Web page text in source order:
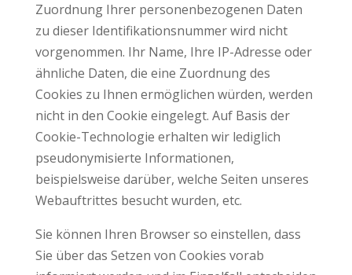
Zuordnung Ihrer personenbezogenen Daten
zu dieser Identifikationsnummer wird nicht
vorgenommen. Ihr Name, Ihre IP-Adresse oder
ähnliche Daten, die eine Zuordnung des
Cookies zu Ihnen ermöglichen würden, werden
nicht in den Cookie eingelegt. Auf Basis der
Cookie-Technologie erhalten wir lediglich
pseudonymisierte Informationen,
beispielsweise darüber, welche Seiten unseres
Webauftrittes besucht wurden, etc.
Sie können Ihren Browser so einstellen, dass
Sie über das Setzen von Cookies vorab